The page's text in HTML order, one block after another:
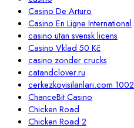
Casino De Arturo
Casino En Ligne International
casino utan svensk licens
Casino Vklad 50 Kč
casino zonder crucks
catandclover.ru
cerkezkoyisilanlari.com 1002
ChanceBit Casino
Chicken Road
Chicken Road 2